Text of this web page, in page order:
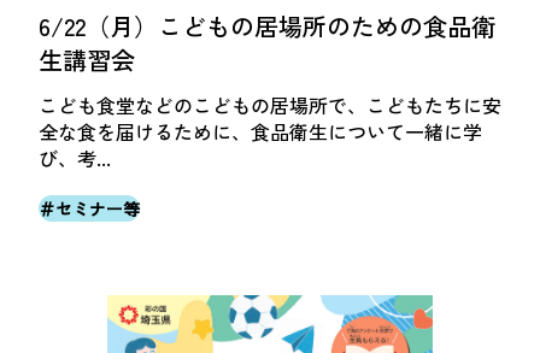
6/22（月）こどもの居場所のための食品衛
生講習会
こども食堂などのこどもの居場所で、こどもたちに安
全な食を届けるために、食品衛生について一緒に学
び、考...
＃セミナー等